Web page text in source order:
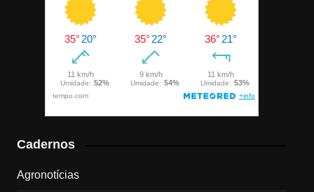
Cadernos
Agronotícias